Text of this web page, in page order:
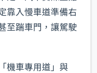
靠入慢車道準備右
至踹車門，讓駕駛
機車專用道」與